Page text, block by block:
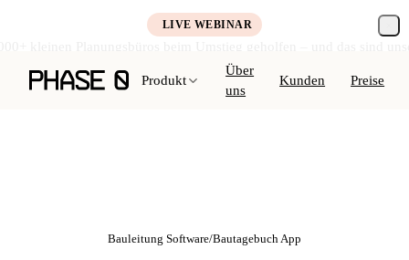
LIVE WEBINAR
Kostenlos anmelden →
Produkt
Über
uns
Kunden Preise
Bauleitung Software/Bautagebuch App